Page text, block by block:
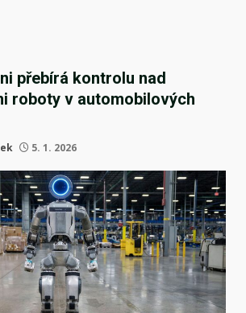
přebírá kontrolu nad
roboty v automobilových
5. 1. 2026